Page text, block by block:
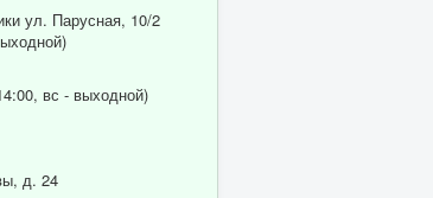
ул. Парусная, 10/2
вс - выходной)
д. 24